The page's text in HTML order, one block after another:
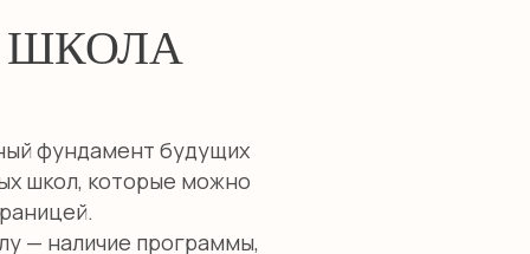
фундамент будущих
школ, которые можно
— наличие программы,